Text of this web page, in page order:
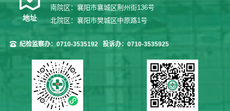
地址
南院区：襄阳市襄城区荆州街136号
北院区：襄阳市樊城区中原路1号
纪检监察办：0710-3535192 投诉办：0710-3535925